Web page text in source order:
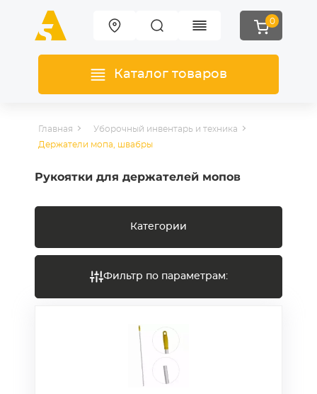
0
Каталог товаров
Главная
Уборочный инвентарь и техника
Держатели мопа, швабры
Рукоятки для держателей мопов
Категории
Фильтр по параметрам: